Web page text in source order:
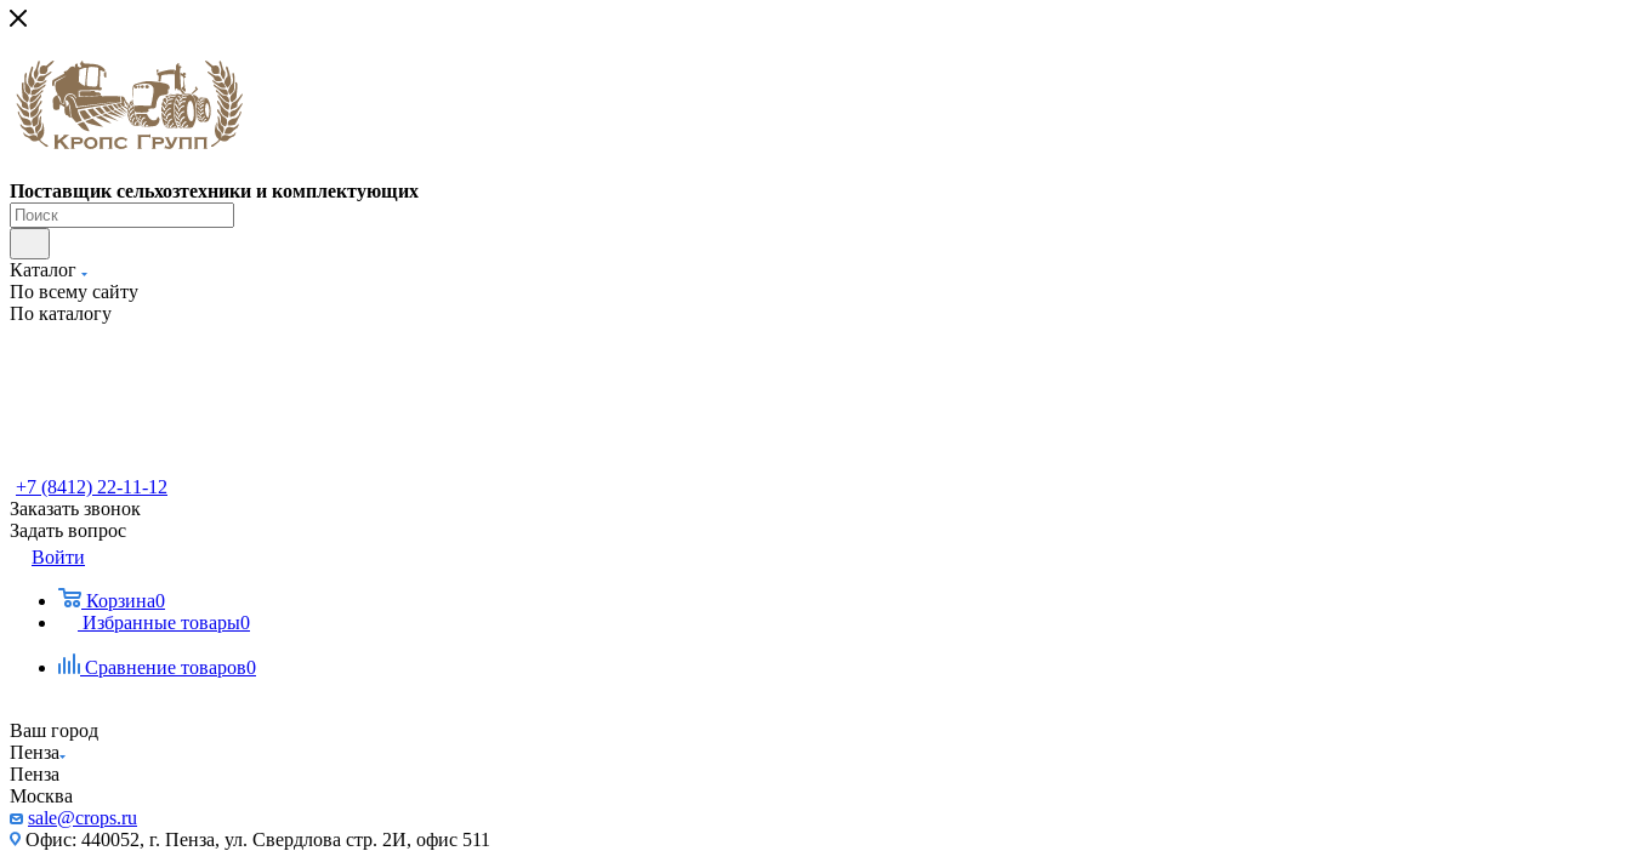
Поставщик сельхозтехники и комплектующих
Каталог
По всему сайту
По каталогу
+7 (8412) 22-11-12
Заказать звонок
Задать вопрос
Войти
Корзина0
Избранные товары0
Сравнение товаров0
Ваш город
Пенза
Пенза
Москва
sale@crops.ru
Офис: 440052, г. Пенза, ул. Свердлова стр. 2И, офис 511